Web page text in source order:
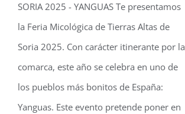
SORIA 2025 - YANGUAS Te presentamos
la Feria Micológica de Tierras Altas de
Soria 2025. Con carácter itinerante por la
comarca, este año se celebra en uno de
los pueblos más bonitos de España:
Yanguas. Este evento pretende poner en